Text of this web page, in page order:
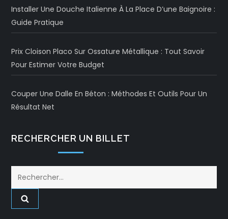
Installer Une Douche Italienne À La Place D’une Baignoire :
Guide Pratique
Prix Cloison Placo Sur Ossature Métallique : Tout Savoir
Pour Estimer Votre Budget
Couper Une Dalle En Béton : Méthodes Et Outils Pour Un
Résultat Net
RECHERCHER UN BILLET
Rechercher :